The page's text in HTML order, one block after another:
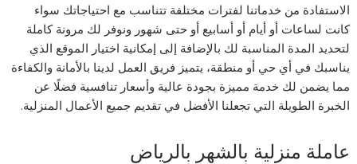
الاستفادة من خدماتنا لفترات مختلفة تتناسب مع احتياجاتك سواء
كانت لساعات أو أيام أو أسابيع أو حتى شهور ونوفر لك مرونة كاملة
لتحديد المدة المناسبة لك بالإضافة إلى إمكانية اختيار الموقع الذي
يناسبك في أي حي أو منطقة، يتميز فريق العمل لدينا بالأمانة والكفاءة
مما يضمن لك خدمة مميزة بجودة عالية وأسعار تنافسية فضلًا عن
الخبرة الطويلة التي تجعلنا الأفضل في تقديم جميع الأعمال المنزلية.
عاملة منزلية بالشهر بالرياض